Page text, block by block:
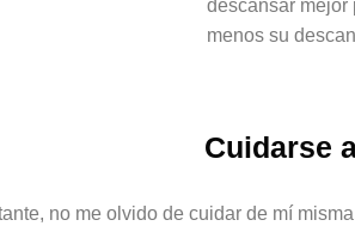
descansar mejor
menos su
Cuidarse
no me olvido de cuidar de mí